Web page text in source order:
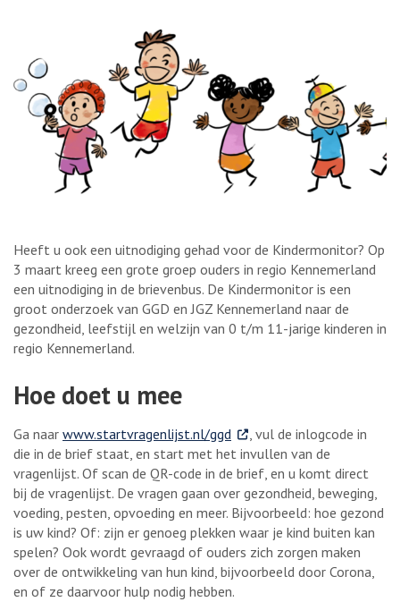
Heeft u ook een uitnodiging gehad voor de Kindermonitor? Op
3 maart kreeg een grote groep ouders in regio Kennemerland
een uitnodiging in de brievenbus. De Kindermonitor is een
groot onderzoek van GGD en JGZ Kennemerland naar de
gezondheid, leefstijl en welzijn van 0 t/m 11-jarige kinderen in
regio Kennemerland.
Hoe doet u mee
Ga naar www.startvragenlijst.nl/ggd . Externe link
, vul de inlogcode in
die in de brief staat, en start met het invullen van de
vragenlijst. Of scan de QR-code in de brief, en u komt direct
bij de vragenlijst. De vragen gaan over gezondheid, beweging,
voeding, pesten, opvoeding en meer. Bijvoorbeeld: hoe gezond
is uw kind? Of: zijn er genoeg plekken waar je kind buiten kan
spelen? Ook wordt gevraagd of ouders zich zorgen maken
over de ontwikkeling van hun kind, bijvoorbeeld door Corona,
en of ze daarvoor hulp nodig hebben.